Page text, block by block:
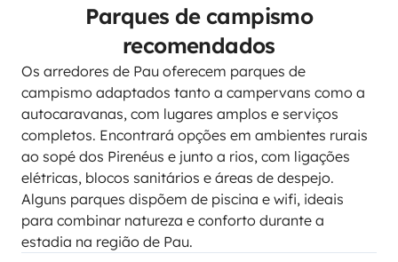
Parques de campismo
recomendados
Os arredores de Pau oferecem parques de
campismo adaptados tanto a campervans como a
autocaravanas, com lugares amplos e serviços
completos. Encontrará opções em ambientes rurais
ao sopé dos Pirenéus e junto a rios, com ligações
elétricas, blocos sanitários e áreas de despejo.
Alguns parques dispõem de piscina e wifi, ideais
para combinar natureza e conforto durante a
estadia na região de Pau.